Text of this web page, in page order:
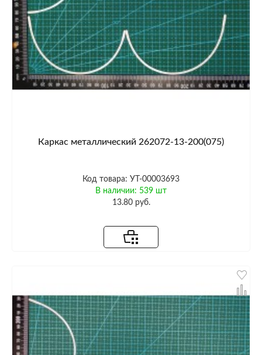
Каркас металлический 262072-13-200(075)
Код товара: УТ-00003693
В наличии: 539 шт
13.80 руб.